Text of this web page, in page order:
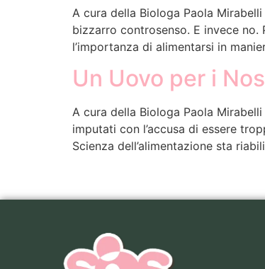
A cura della Biologa Paola
bizzarro controsenso. E invece no.
l’importanza di alimentarsi in
Un Uovo per i
A cura della Biologa Paola
imputati con l’accusa di essere
Scienza dell’alimentazione sta